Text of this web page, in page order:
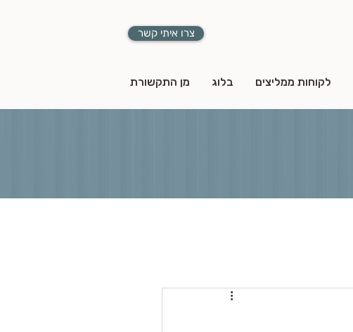
צרו איתי קשר
לקוחות ממליצים בלוג מן התקשורת